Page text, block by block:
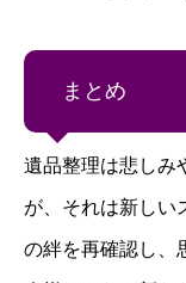
まとめ
遺品整理は悲しみ
が、それは新しい
の絆を再確認し、